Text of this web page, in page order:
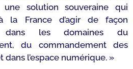
une solution souveraine qui
la France d’agir de façon
dans les domaines du
du commandement des
dans l’espace numérique. »